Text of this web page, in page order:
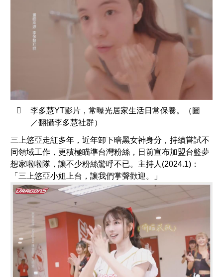
李多慧YT影片，常曝光居家生活日常保養。（圖
／翻攝李多慧社群）
三上悠亞走紅多年，近年卸下暗黑女神身分，持續嘗試不
同領域工作，更積極瞄準台灣粉絲，日前宣布加盟台籃夢
想家啦啦隊，讓不少粉絲驚呼不已。主持人(2024.1)：
「三上悠亞小姐上台，讓我們掌聲歡迎。」